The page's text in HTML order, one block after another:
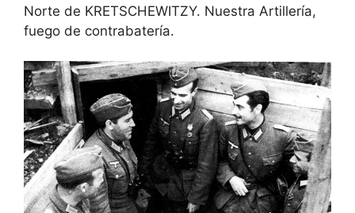
Norte de KRETSCHEWITZY. Nuestra Artillería,
fuego de contrabatería.